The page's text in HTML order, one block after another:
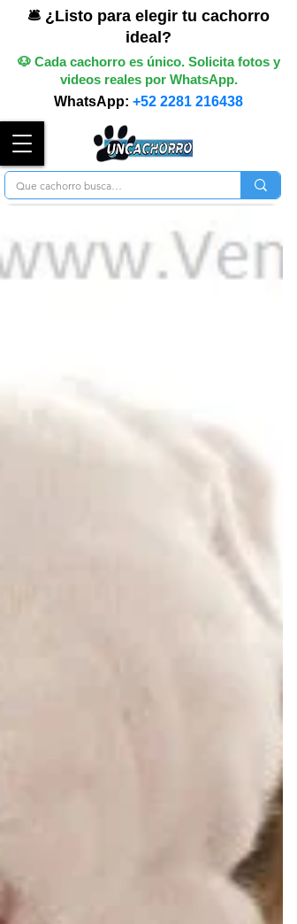
🛎️ ¿Listo para elegir tu cachorro
ideal?
🐶 Cada cachorro es único. Solicita fotos y
videos reales por WhatsApp.
WhatsApp: +52 2281 216438